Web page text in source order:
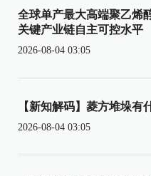
全球单产最大高端聚乙烯
关键产业链自主可控水平
2026-08-04 03:05
【新知解码】菱方堆垛有
2026-08-04 03:05